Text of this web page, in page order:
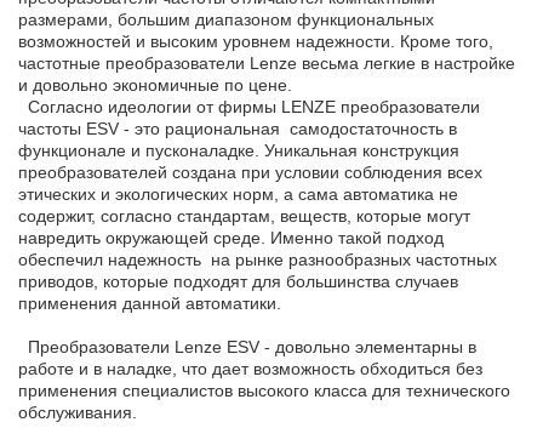
размерами, большим диапазоном функциональных
возможностей и высоким уровнем надежности. Кроме того,
частотные преобразователи Lenze весьма легкие в настройке
и довольно экономичные по цене.
Согласно идеологии от фирмы LENZE преобразователи
частоты ESV - это рациональная самодостаточность в
функционале и пусконаладке. Уникальная конструкция
преобразователей создана при условии соблюдения всех
этических и экологических норм, а сама автоматика не
содержит, согласно стандартам, веществ, которые могут
навредить окружающей среде. Именно такой подход
обеспечил надежность на рынке разнообразных частотных
приводов, которые подходят для большинства случаев
применения данной автоматики.
Преобразователи Lenze ESV - довольно элементарны в
работе и в наладке, что дает возможность обходиться без
применения специалистов высокого класса для технического
обслуживания.